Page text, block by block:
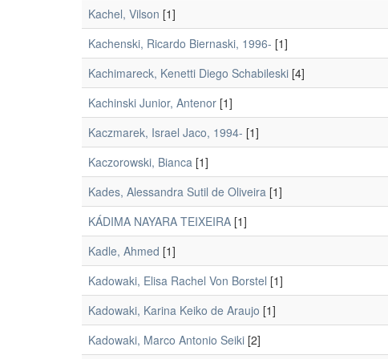
Kachel, Vilson [1]
Kachenski, Ricardo Biernaski, 1996- [1]
Kachimareck, Kenetti Diego Schabileski [4]
Kachinski Junior, Antenor [1]
Kaczmarek, Israel Jaco, 1994- [1]
Kaczorowski, Bianca [1]
Kades, Alessandra Sutil de Oliveira [1]
KÁDIMA NAYARA TEIXEIRA [1]
Kadle, Ahmed [1]
Kadowaki, Elisa Rachel Von Borstel [1]
Kadowaki, Karina Keiko de Araujo [1]
Kadowaki, Marco Antonio Seiki [2]